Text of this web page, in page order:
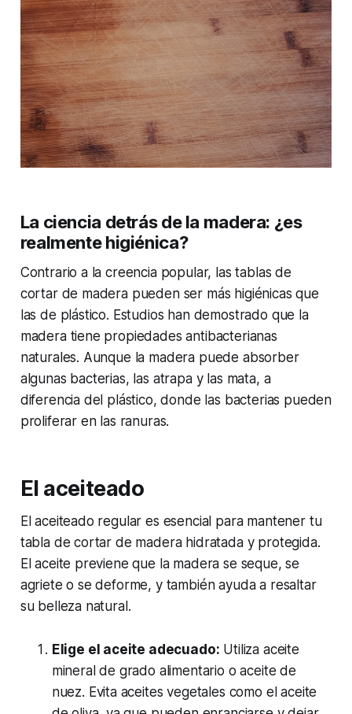
La ciencia detrás de la madera: ¿es
realmente higiénica?
Contrario a la creencia popular, las tablas de
cortar de madera pueden ser más higiénicas que
las de plástico. Estudios han demostrado que la
madera tiene propiedades antibacterianas
naturales. Aunque la madera puede absorber
algunas bacterias, las atrapa y las mata, a
diferencia del plástico, donde las bacterias pueden
proliferar en las ranuras.
El aceiteado
El aceiteado regular es esencial para mantener tu
tabla de cortar de madera hidratada y protegida.
El aceite previene que la madera se seque, se
agriete o se deforme, y también ayuda a resaltar
su belleza natural.
Elige el aceite adecuado: Utiliza aceite
mineral de grado alimentario o aceite de
nuez. Evita aceites vegetales como el aceite